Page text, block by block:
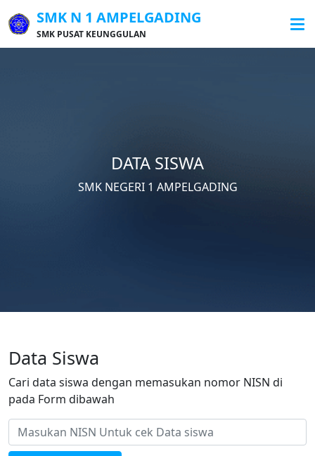
SMK N 1 AMPELGADING
SMK PUSAT KEUNGGULAN
DATA SISWA
SMK NEGERI 1 AMPELGADING
Data Siswa
Cari data siswa dengan memasukan nomor NISN di
pada Form dibawah